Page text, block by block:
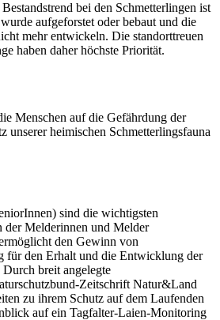
bei den Schmetterlingen ist
aufgeforstet oder bebaut und die
mehr entwickeln. Die standorttreuen
haben daher höchste Priorität.
Menschen auf die Gefährdung der
unserer heimischen Schmetterlingsfauna
sind die wichtigsten
der Melderinnen und Melder
den Gewinn von
für den Erhalt und die Entwicklung der
breit angelegte
Zeitschrift Natur&Land
zu ihrem Schutz auf dem Laufenden
auf ein Tagfalter-Laien-Monitoring